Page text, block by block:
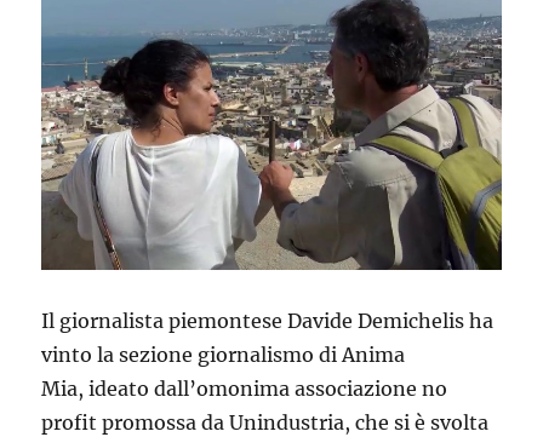
Il giornalista piemontese Davide Demichelis ha
vinto la sezione giornalismo di Anima
Mia, ideato dall’omonima associazione no
profit promossa da Unindustria, che si è svolta